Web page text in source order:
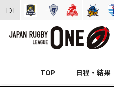
TOP 日程・結果
D1